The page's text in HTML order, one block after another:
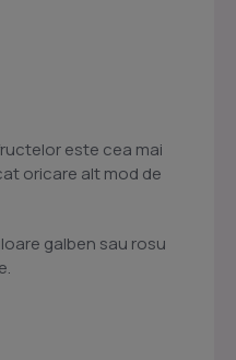
este cea mai
oricare alt mod de
galben sau rosu